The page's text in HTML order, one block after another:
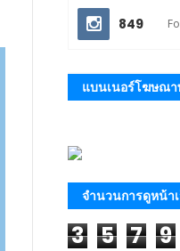
849
แบนเนอร์โฆษณา
จำนวนการดูหน้า
3 5 7 9